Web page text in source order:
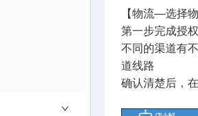
【物流—选择
第一步完成授
不同的渠道有
道线路
确认清楚后，